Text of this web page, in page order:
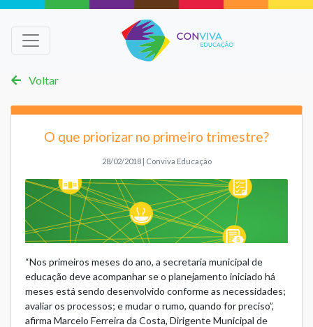
Voltar
O que priorizar no primeiro trimestre?
28/02/2018 | Conviva Educação
“Nos primeiros meses do ano, a secretaria municipal de
educação deve acompanhar se o planejamento iniciado há
meses está sendo desenvolvido conforme as necessidades;
avaliar os processos; e mudar o rumo, quando for preciso”,
afirma Marcelo Ferreira da Costa, Dirigente Municipal de